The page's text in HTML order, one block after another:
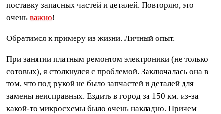
поставку запасных частей и деталей. Повторяю, это
оченьважно!
Обратимся к примеру из жизни. Личный опыт.
При занятии платным ремонтом электроники (не только
сотовых), я столкнулся с проблемой. Заключалась она в
том, что под рукой не было запчастей и деталей для
замены неисправных. Ездить в город за 150 км. из-за
какой-то микросхемы было очень накладно. Причем